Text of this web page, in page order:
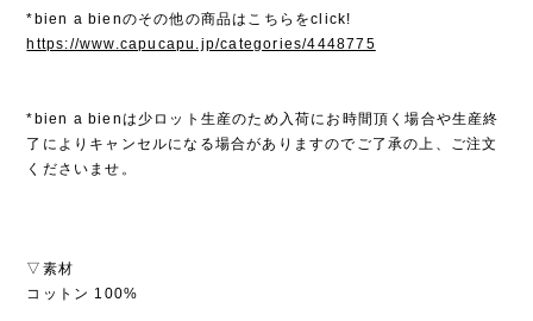
*bien a bienのその他の商品はこちらをclick!
https://www.capucapu.jp/categories/4448775
*bien a bienは少ロット生産のため入荷にお時間頂く場合や生産終
了によりキャンセルになる場合がありますのでご了承の上、ご注文
くださいませ。
▽素材
コットン 100%